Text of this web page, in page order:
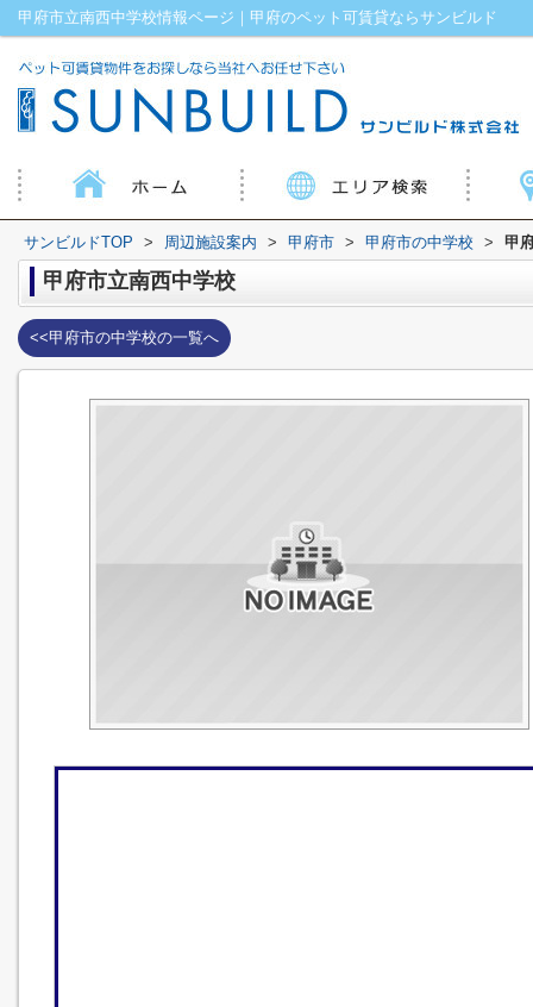
甲府市立南西中学校情報ページ｜甲府のペット可賃貸ならサンビルド
サンビルドTOP > 周辺施設案内 > 甲府市 > 甲府市の中学校 > 甲
甲府市立南西中学校
<<甲府市の中学校の一覧へ